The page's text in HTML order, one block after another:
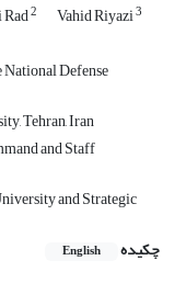
2 Vahid Riyazi3
Defense
Tehran, Iran
and Staff
and Strategic
چکیده
English